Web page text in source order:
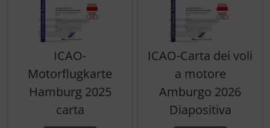
ICAO-
Motorflugkarte
Hamburg 2025
carta
ICAO-Carta dei voli
a motore
Amburgo 2026
Diapositiva